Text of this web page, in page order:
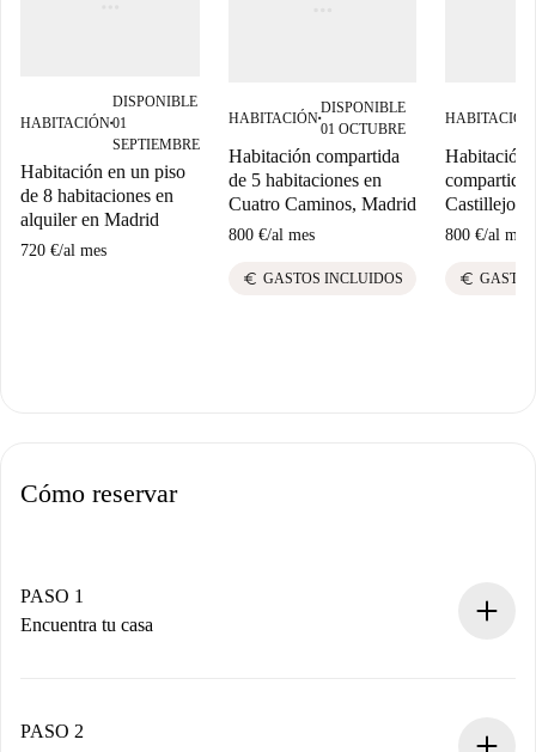
HABITACIÓN■
DISPONIBLE
01
SEPTIEMBRE
Habitación en un piso
de 8 habitaciones en
alquiler en Madrid
720 €/al mes
HABITACIÓN■
DISPONIBLE
01 OCTUBRE
Habitación compartida
de 5 habitaciones en
Cuatro Caminos, Madrid
800 €/al mes
euro GASTOS INCLUIDOS
HABITACIÓN
Habitación
compartido
Castillejos,
800 €/al mes
euro
Cómo reservar
PASO 1
Encuentra tu casa
Tienes toda la información necesaria por adelantado.
PASO 2